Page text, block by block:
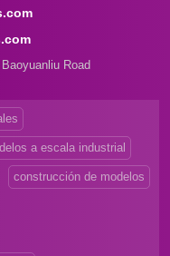
Road
a escala industrial
construcción de modelos